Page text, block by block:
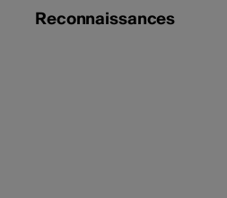
Reconnaissances